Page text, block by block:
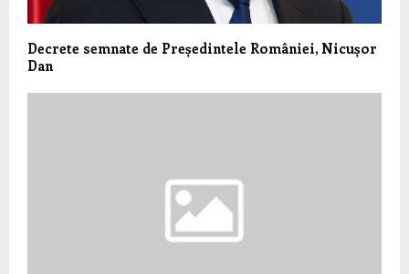
Decrete semnate de Președintele României, Nicușor
Dan